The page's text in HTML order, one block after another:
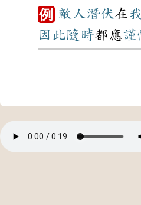
例 敵人 潛伏 在
因此隨時都應謹